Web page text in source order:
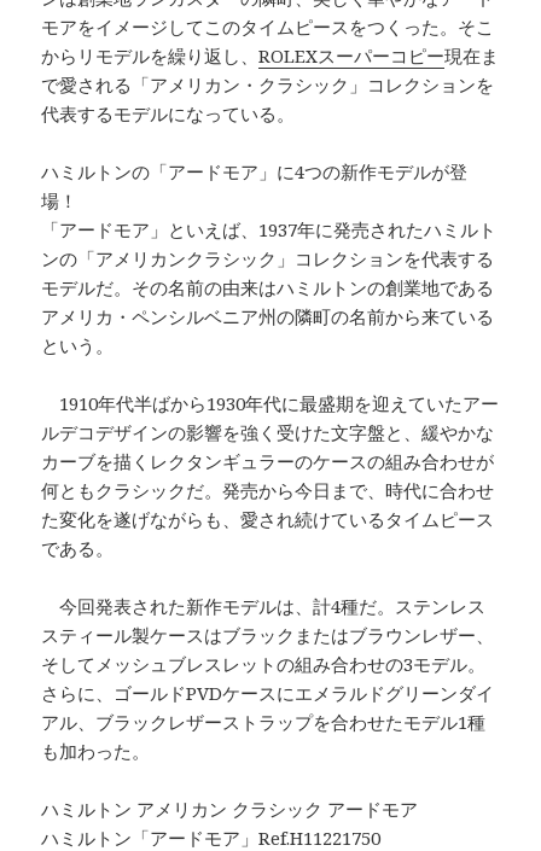
モアをイメージしてこのタイムピースをつくった。そこ
からリモデルを繰り返し、ROLEXスーパーコピー現在ま
で愛される「アメリカン・クラシック」コレクションを
代表するモデルになっている。
ハミルトンの「アードモア」に4つの新作モデルが登
場！
「アードモア」といえば、1937年に発売されたハミルト
ンの「アメリカンクラシック」コレクションを代表する
モデルだ。その名前の由来はハミルトンの創業地である
アメリカ・ペンシルベニア州の隣町の名前から来ている
という。
1910年代半ばから1930年代に最盛期を迎えていたアー
ルデコデザインの影響を強く受けた文字盤と、緩やかな
カーブを描くレクタンギュラーのケースの組み合わせが
何ともクラシックだ。発売から今日まで、時代に合わせ
た変化を遂げながらも、愛され続けているタイムピース
である。
今回発表された新作モデルは、計4種だ。ステンレス
スティール製ケースはブラックまたはブラウンレザー、
そしてメッシュブレスレットの組み合わせの3モデル。
さらに、ゴールドPVDケースにエメラルドグリーンダイ
アル、ブラックレザーストラップを合わせたモデル1種
も加わった。
ハミルトン アメリカン クラシック アードモア
ハミルトン「アードモア」Ref.H11221750